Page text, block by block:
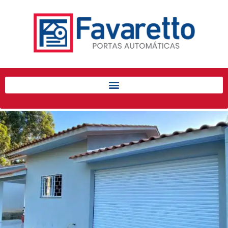
Início
Produtos
Porta de Enrolar Automática
Automatizadores
Acessórios Para Portas de
Enrolar
Pintura eletrostática
Portfólio
Contato